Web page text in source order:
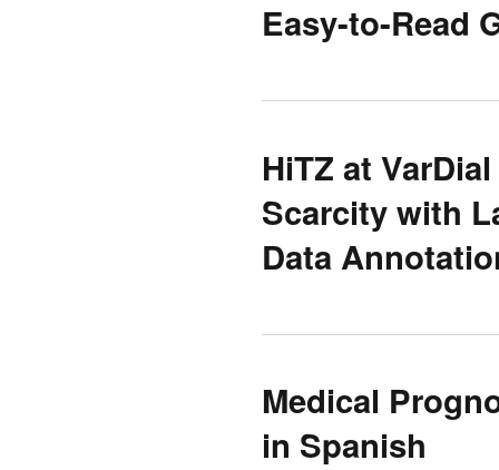
Easy-to-Read
HiTZ at
Scarcity with
Data
Medical
in Spanish